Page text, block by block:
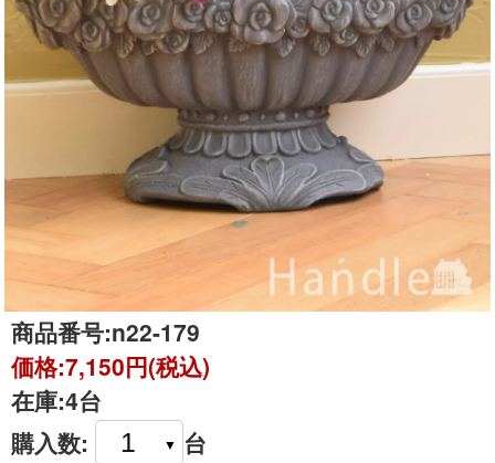
商品番号:n22-179
価格:7,150円(税込)
在庫:4台
購入数:
台